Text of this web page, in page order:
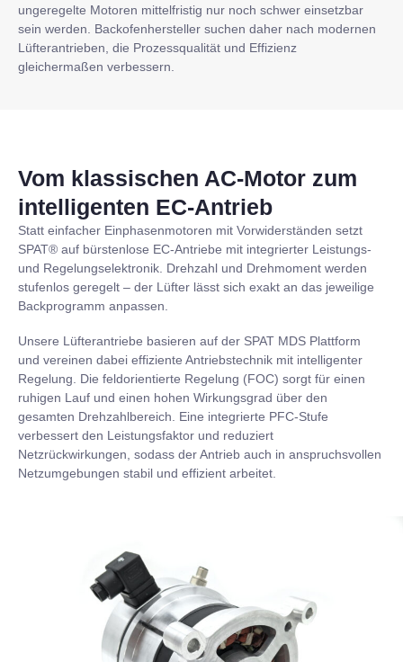
ungeregelte Motoren mittelfristig nur noch schwer einsetzbar
sein werden. Backofenhersteller suchen daher nach modernen
Lüfterantrieben, die Prozessqualität und Effizienz
gleichermaßen verbessern.
Vom klassischen AC-Motor zum
intelligenten EC-Antrieb
Statt einfacher Einphasenmotoren mit Vorwiderständen setzt
SPAT® auf bürstenlose EC-Antriebe mit integrierter Leistungs-
und Regelungselektronik. Drehzahl und Drehmoment werden
stufenlos geregelt – der Lüfter lässt sich exakt an das jeweilige
Backprogramm anpassen.
Unsere Lüfterantriebe basieren auf der SPAT MDS Plattform
und vereinen dabei effiziente Antriebstechnik mit intelligenter
Regelung. Die feldorientierte Regelung (FOC) sorgt für einen
ruhigen Lauf und einen hohen Wirkungsgrad über den
gesamten Drehzahlbereich. Eine integrierte PFC-Stufe
verbessert den Leistungsfaktor und reduziert
Netzrückwirkungen, sodass der Antrieb auch in anspruchsvollen
Netzumgebungen stabil und effizient arbeitet.